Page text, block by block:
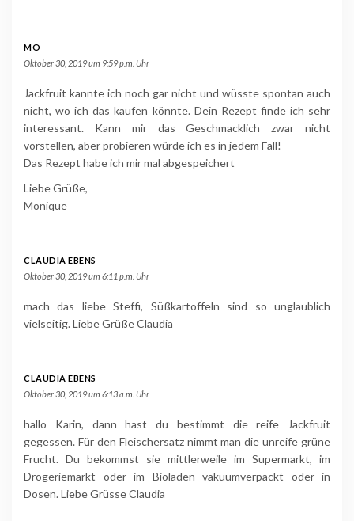
MO
Oktober 30, 2019 um 9:59 p.m. Uhr
Jackfruit kannte ich noch gar nicht und wüsste spontan auch
nicht, wo ich das kaufen könnte. Dein Rezept finde ich sehr
interessant. Kann mir das Geschmacklich zwar nicht
vorstellen, aber probieren würde ich es in jedem Fall!
Das Rezept habe ich mir mal abgespeichert
Liebe Grüße,
Monique
CLAUDIA EBENS
Oktober 30, 2019 um 6:11 p.m. Uhr
mach das liebe Steffi, Süßkartoffeln sind so unglaublich
vielseitig. Liebe Grüße Claudia
CLAUDIA EBENS
Oktober 30, 2019 um 6:13 a.m. Uhr
hallo Karin, dann hast du bestimmt die reife Jackfruit
gegessen. Für den Fleischersatz nimmt man die unreife grüne
Frucht. Du bekommst sie mittlerweile im Supermarkt, im
Drogeriemarkt oder im Bioladen vakuumverpackt oder in
Dosen. Liebe Grüsse Claudia